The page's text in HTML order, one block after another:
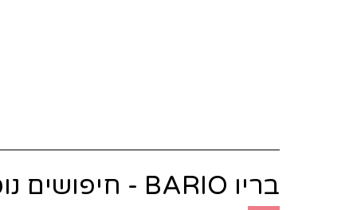
בריו BARIO - חיפושים נוספים: